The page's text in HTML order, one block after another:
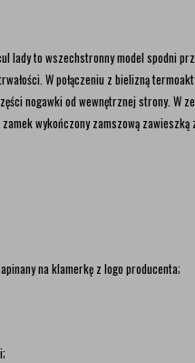
lady to wszechstronny model spodni
W połączeniu z bielizną
nogawki od wewnętrznej strony. W
wykończony zamszową zawieszką
na klamerkę z logo producenta;